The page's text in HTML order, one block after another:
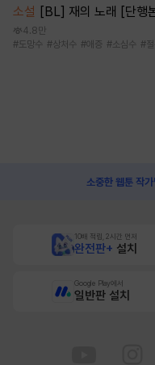
소설 [BL] 재의 노래 [단행
4.8만
#도망수 #상처수 #애증 #소심수 #
소중한 웹툰 작가
10배 적립, 2시간 먼저
완전판+ 설치
Google Play에서
일반판 설치